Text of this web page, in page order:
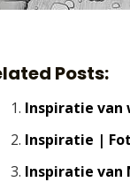
Posts:
Inspiratie van
Inspiratie |
Inspiratie van